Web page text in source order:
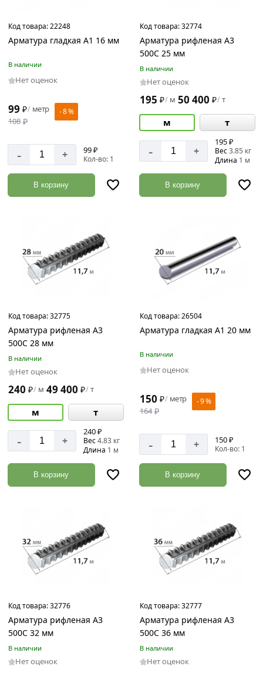
Код товара:22248
Арматура гладкая А1 16 мм
В наличии
Нет оценок
99 ₽/ метр
108 ₽
- 8 %
- + 99 ₽
Кол-во: 1
В корзину
Код товара:32774
Арматура рифленая А3
500С 25 мм
В наличии
Нет оценок
195 ₽/ м 50 400 ₽/ т
м т
- +
195 ₽
Вес3.85 кг
Длина 1 м
В корзину
Код товара:32775
Арматура рифленая А3
500С 28 мм
В наличии
Нет оценок
240 ₽/ м 49 400 ₽/ т
м т
- +
240 ₽
Вес4.83 кг
Длина 1 м
В корзину
Код товара:26504
Арматура гладкая А1 20 мм
В наличии
Нет оценок
150 ₽/ метр
164 ₽
- 9 %
- + 150 ₽
Кол-во: 1
В корзину
Код товара:32776
Арматура рифленая А3
500С 32 мм
В наличии
Нет оценок
Код товара:32777
Арматура рифленая А3
500С 36 мм
В наличии
Нет оценок